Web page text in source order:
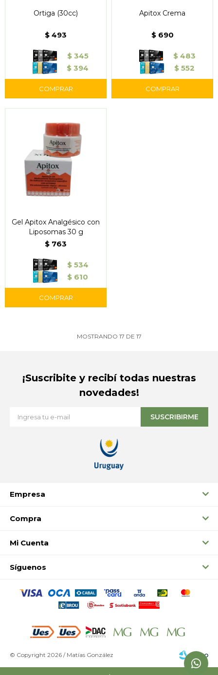
Ortiga (30cc)
$ 493
$ 345
$ 394
Apitox Crema
$ 690
$ 483
$ 552
Gel Apitox Analgésico con
Liposomas 30 g
$ 763
$ 534
$ 610
MOSTRANDO 17 DE 17
Empresa
Compra
Mi Cuenta
Síguenos
¡Suscribite y recibí todas nuestras
novedades!
SUSCRIBIRME
© Copyright 2026 / Matías González